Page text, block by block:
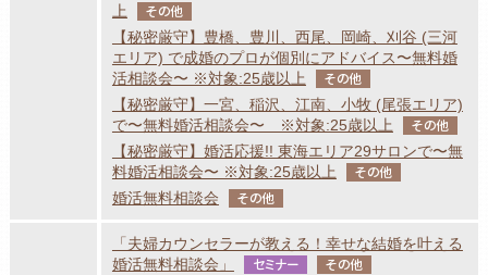
上
その他
【秘密厳守】豊橋、豊川、西尾、岡崎、刈谷 (三河
エリア) で成婚のプロが個別にアドバイス〜無料婚
活相談会〜 ※対象:25歳以上
その他
【秘密厳守】一宮、稲沢、江南、小牧 (尾張エリア)
で〜無料婚活相談会〜 ※対象:25歳以上
その他
【秘密厳守】婚活応援!! 東海エリア29サロンで〜無
料婚活相談会〜 ※対象:25歳以上
その他
婚活無料相談会 その他
「夫婦カウンセラーが教える！幸せな結婚を叶える
婚活無料相談会」
セミナー その他